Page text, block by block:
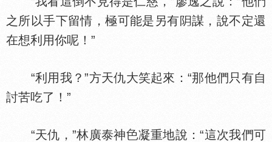
之所以手下留情，極可能是另有
謀，說不定還
在想利用你呢！”
“利用我？”方天仇大笑起來：“那他們只有自
討苦吃了！”
“天仇，”林廣泰神
凝重地說：“這次我們可